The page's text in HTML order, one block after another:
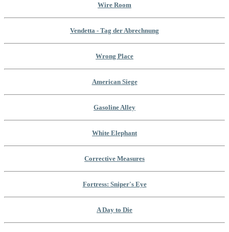
Wire Room
Vendetta - Tag der Abrechnung
Wrong Place
American Siege
Gasoline Alley
White Elephant
Corrective Measures
Fortress: Sniper's Eye
A Day to Die